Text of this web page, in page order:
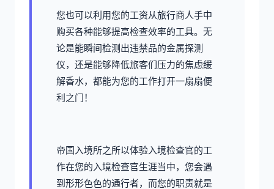
您也可以利用您的工资从旅行商人手中
购买各种能够提高检查效率的工具。无
论是能瞬间检测出违禁品的金属探测
仪，还是能够降低旅客们压力的焦虑缓
解香水，都能为您的工作打开一扇扇便
利之门！
帝国入境所之所以体验入境检查官的工
作在您的入境检查官生涯当中，您会遇
到形形色色的通行者，而您的职责就是